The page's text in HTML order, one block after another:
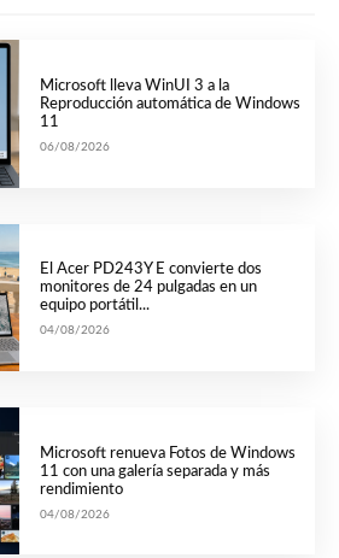
Microsoft lleva WinUI 3 a la
Reproducción automática de Windows
11
06/08/2026
El Acer PD243Y E convierte dos
monitores de 24 pulgadas en un
equipo portátil...
04/08/2026
Microsoft renueva Fotos de Windows
11 con una galería separada y más
rendimiento
04/08/2026